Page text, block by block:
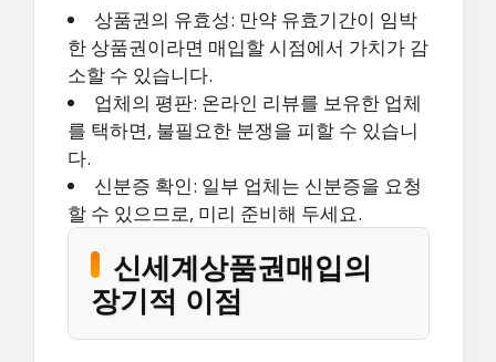
상품권의 유효성: 만약 유효기간이 임박
한 상품권이라면 매입할 시점에서 가치가 감
소할 수 있습니다.
업체의 평판: 온라인 리뷰를 보유한 업체
를 택하면, 불필요한 분쟁을 피할 수 있습니
다.
신분증 확인: 일부 업체는 신분증을 요청
할 수 있으므로, 미리 준비해 두세요.
신세계상품권매입의
장기적 이점